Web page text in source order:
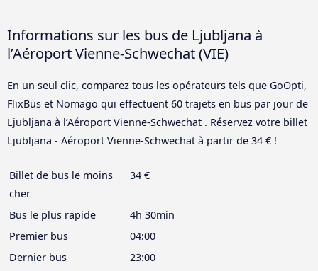
Informations sur les bus de Ljubljana à
l’Aéroport Vienne-Schwechat (VIE)
En un seul clic, comparez tous les opérateurs tels que GoOpti,
FlixBus et Nomago qui effectuent 60 trajets en bus par jour de
Ljubljana à l’Aéroport Vienne-Schwechat . Réservez votre billet
Ljubljana - Aéroport Vienne-Schwechat à partir de 34 € !
Billet de bus le moins
cher
34 €
Bus le plus rapide
4h 30min
Premier bus
04:00
Dernier bus
23:00